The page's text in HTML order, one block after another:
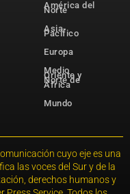
América del
Norte
Asia-
Pacífico
Europa
Medio
Oriente y
Norte de
África
Mundo
cuyo eje es una
las voces del Sur y de la
derechos humanos y